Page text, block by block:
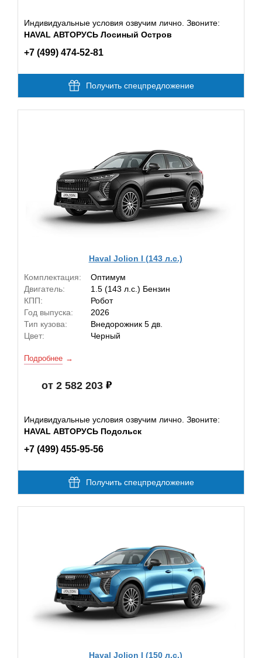
Индивидуальные условия озвучим лично. Звоните:
HAVAL АВТОРУСЬ Лосиный Остров
+7 (499) 474-52-81
Получить спецпредложение
Haval Jolion I (143 л.с.)
Комплектация:
Оптимум
Двигатель:
1.5 (143 л.с.) Бензин
КПП:
Робот
Год выпуска:
2026
Тип кузова:
Внедорожник 5 дв.
Цвет:
Черный
Подробнее
от 2 582 203
Индивидуальные условия озвучим лично. Звоните:
HAVAL АВТОРУСЬ Подольск
+7 (499) 455-95-56
Получить спецпредложение
Haval Jolion I (150 л.с.)